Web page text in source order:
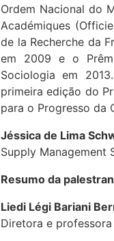
Ordem Nacional do
Académiques
de la Recherche da
em 2009 e o
Sociologia em
primeira edição do
para o Progresso da
Jéssica de Lima
Supply Management
Resumo da
Liedi Légi Bariani
Diretora e